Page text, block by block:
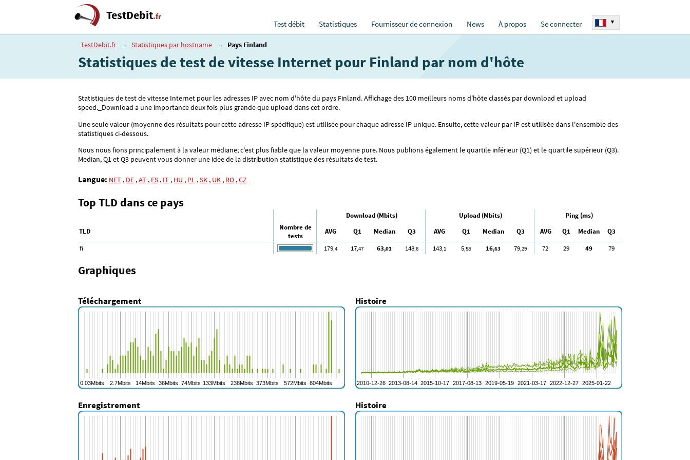
TestDebit.fr
Test débit Statistiques Fournisseur de connexion News À propos Se connecter ▾
TestDebit.fr → Statistiques par hostname → Pays Finland
Statistiques de test de vitesse Internet pour Finland par nom d'hôte
Statistiques de test de vitesse Internet pour les adresses IP avec nom d'hôte du pays Finland. Affichage des 100 meilleurs noms d'hôte classés par download et upload
speed._Download a une importance deux fois plus grande que upload dans cet ordre.
Une seule valeur (moyenne des résultats pour cette adresse IP spécifique) est utilisée pour chaque adresse IP unique. Ensuite, cette valeur par IP est utilisée dans l'ensemble des
statistiques ci-dessous.
Nous nous fions principalement à la valeur médiane; c'est plus fiable que la valeur moyenne pure. Nous publions également le quartile inférieur (Q1) et le quartile supérieur (Q3).
Median, Q1 et Q3 peuvent vous donner une idée de la distribution statistique des résultats de test.
Langue: NET , DE ,AT , ES , IT , HU , PL ,SK , UK , RO ,CZ
Top TLD dans ce pays
Download (Mbits) Upload (Mbits)
Ping (ms)
TLD
Nombre de
tests
AVG Q1 Median Q3 AVG Q1 Median Q3 AVG Q1 Median
Q3
fi
179,4 17,47 63,01 148,6 143,1 5,58 16,63 79,29 72 29 49 79
Graphiques
Téléchargement Histoire
Enregistrement Histoire